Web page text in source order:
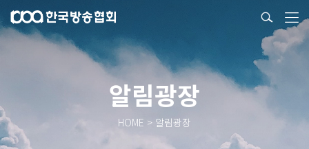
알림광장
HOME > 알림광장